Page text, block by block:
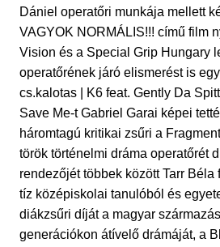
Dániel operatőri munkája mellett
VAGYOK NORMÁLIS!!! című film
Vision és a Special Grip Hungary
operatőrének járó elismerést is
cs.kalotas | K6 feat. Gently Da
Save Me-t Gabriel Garai képei
háromtagú kritikai zsűri a
török történelmi dráma operatőrét
rendezőjét többek között Tarr Béla
tíz középiskolai tanulóból és
diákzsűri díját a magyar
generációkon átívelő drámáját, a